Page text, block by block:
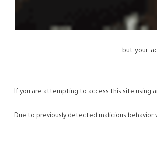
If you are attempting to access this site using
Due to previously detected malicious